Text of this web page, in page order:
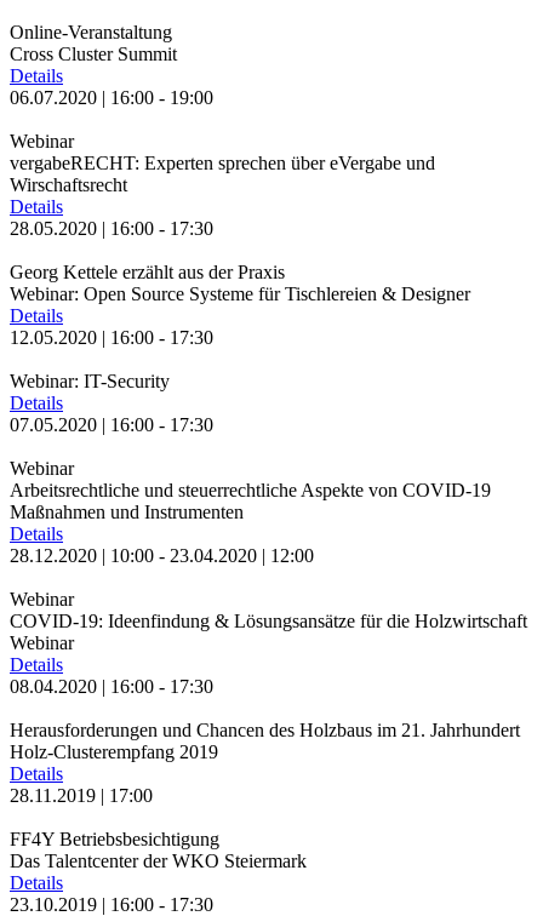
Online-Veranstaltung
Cross Cluster Summit
Details
06.07.2020 | 16:00 - 19:00
Webinar
vergabeRECHT: Experten sprechen über eVergabe und
Wirschaftsrecht
Details
28.05.2020 | 16:00 - 17:30
Georg Kettele erzählt aus der Praxis
Webinar: Open Source Systeme für Tischlereien & Designer
Details
12.05.2020 | 16:00 - 17:30
Webinar: IT-Security
Details
07.05.2020 | 16:00 - 17:30
Webinar
Arbeitsrechtliche und steuerrechtliche Aspekte von COVID-19
Maßnahmen und Instrumenten
Details
28.12.2020 | 10:00 - 23.04.2020 | 12:00
Webinar
COVID-19: Ideenfindung & Lösungsansätze für die Holzwirtschaft
Webinar
Details
08.04.2020 | 16:00 - 17:30
Herausforderungen und Chancen des Holzbaus im 21. Jahrhundert
Holz-Clusterempfang 2019
Details
28.11.2019 | 17:00
FF4Y Betriebsbesichtigung
Das Talentcenter der WKO Steiermark
Details
23.10.2019 | 16:00 - 17:30